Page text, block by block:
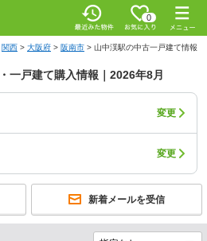
0
関西 > 大阪府 > 阪南市 > 山中渓駅の中古一戸建て情報
一戸建て購入情報｜2026年8月
変更
変更
新着メールを受信